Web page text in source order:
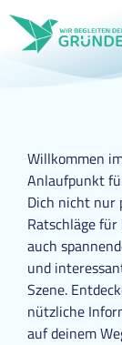
Willkommen
Anlaufpunkt
Dich nicht nur
Ratschläge
auch
und
Szene.
nützliche
auf deinem